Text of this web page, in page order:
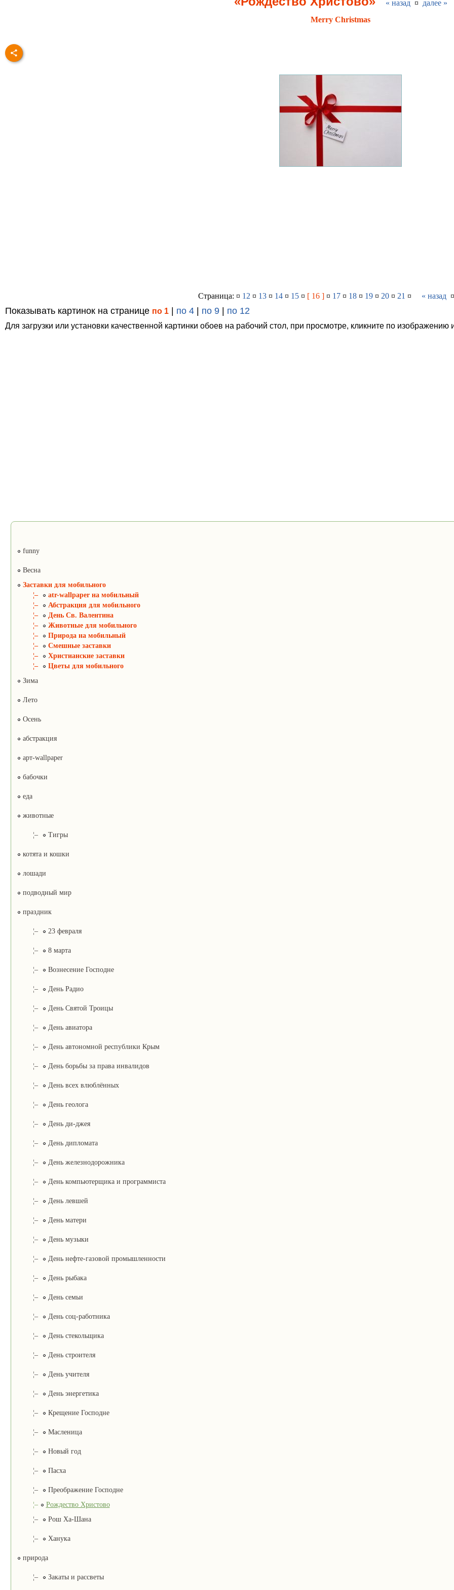
« назад¤ далее »
Merry Christmas
Страница: ¤ 12 ¤ 13¤ 14¤ 15¤ [ 16 ]¤ 17¤ 18¤ 19¤ 20¤ 21 ¤ « назад
Показывать картинок на странице по 1 | по 4 | по 9 | по 12
Для загрузки или установки качественной картинки обоев на рабочий стол, при просмотре, кликните по изображению
funny
Весна
Заставки для мобильного
¦–
atr-wallpaper на мобильный
¦–
Абстракция для мобильного
¦–
День Св. Валентина
¦–
Животные для мобильного
¦–
Природа на мобильный
¦–
Смешные заставки
¦–
Христианские заставки
¦–
Цветы для мобильного
Зима
Лето
Осень
абстракция
арт-wallpaper
бабочки
еда
животные
¦– Тигры
котята и кошки
лошади
подводный мир
праздник
¦– 23 февраля
¦– 8 марта
¦– Вознесение Господне
¦– День Радио
¦– День Святой Троицы
¦– День авиатора
¦– День автономной республики Крым
¦– День борьбы за права инвалидов
¦– День всех влюблённых
¦– День геолога
¦– День ди-джея
¦– День дипломата
¦– День железнодорожника
¦– День компьютерщика и программиста
¦– День левшей
¦– День матери
¦– День музыки
¦– День нефте-газовой промышленности
¦– День рыбака
¦– День семьи
¦– День соц-работника
¦– День стекольщика
¦– День строителя
¦– День учителя
¦– День энергетика
¦– Крещение Господне
¦– Масленица
¦– Новый год
¦– Пасха
¦–
Преображение Господне
¦–
Рождество Христово
¦–
Рош Ха-Шана
¦– Ханука
природа
¦– Закаты и рассветы